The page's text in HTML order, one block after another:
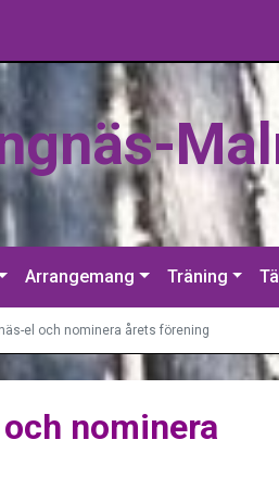
Arrangemang Träning
el och nominera årets förening
nominera